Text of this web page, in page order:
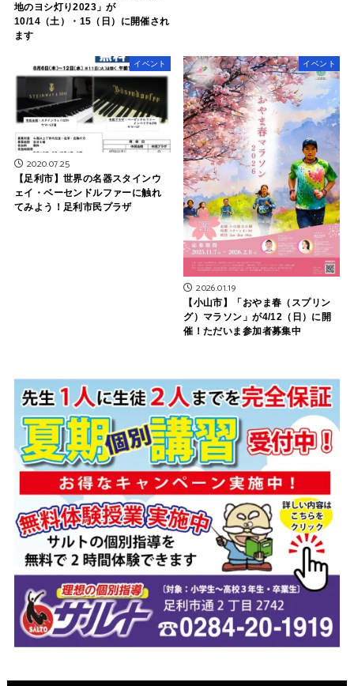
地のヨシ灯り2023」が
10/14（土）・15（日）に開催され
ます
イベント
2020.07.25
【足利市】世界の名器スタインウ
ェイ・ベーセンドルファーに触れ
てみよう！足利市民プラザ
イベント
2026.01.19
【小山市】「おやま春（スプリン
グ）マラソン」が4/12（日）に開
催！ただいま参加者募集中